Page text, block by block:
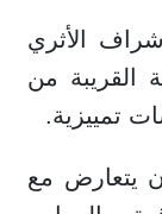
الأثري
القريبة من
تمييزية.
يتعارض مع